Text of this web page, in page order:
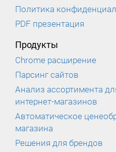
Политика
PDF презентация
Продукты
Chrome расширение
Парсинг сайтов
Анализ ассортимента
интернет-магазинов
Автоматическое
магазина
Решения для брендов